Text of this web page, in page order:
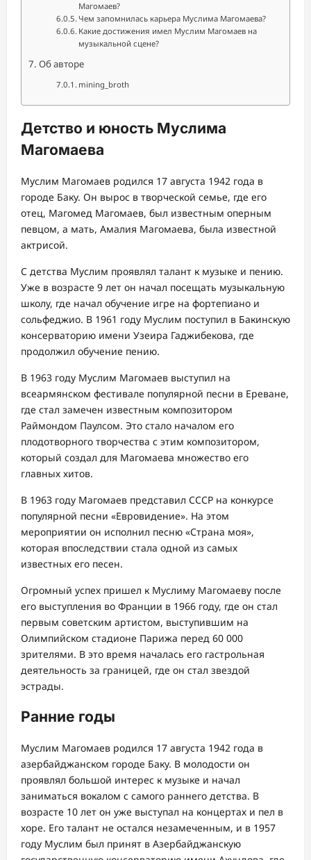
Магомаев?
Чем запомнилась карьера Муслима Магомаева?
Какие достижения имел Муслим Магомаев на
музыкальной сцене?
Об авторе
mining_broth
Детство и юность Муслима
Магомаева
Муслим Магомаев родился 17 августа 1942 года в
городе Баку. Он вырос в творческой семье, где его
отец, Магомед Магомаев, был известным оперным
певцом, а мать, Амалия Магомаева, была известной
актрисой.
С детства Муслим проявлял талант к музыке и пению.
Уже в возрасте 9 лет он начал посещать музыкальную
школу, где начал обучение игре на фортепиано и
сольфеджио. В 1961 году Муслим поступил в Бакинскую
консерваторию имени Узеира Гаджибекова, где
продолжил обучение пению.
В 1963 году Муслим Магомаев выступил на
всеармянском фестивале популярной песни в Ереване,
где стал замечен известным композитором
Раймондом Паулсом. Это стало началом его
плодотворного творчества с этим композитором,
который создал для Магомаева множество его
главных хитов.
В 1963 году Магомаев представил СССР на конкурсе
популярной песни «Евровидение». На этом
мероприятии он исполнил песню «Страна моя»,
которая впоследствии стала одной из самых
известных его песен.
Огромный успех пришел к Муслиму Магомаеву после
его выступления во Франции в 1966 году, где он стал
первым советским артистом, выступившим на
Олимпийском стадионе Парижа перед 60 000
зрителями. В это время началась его гастрольная
деятельность за границей, где он стал звездой
эстрады.
Ранние годы
Муслим Магомаев родился 17 августа 1942 года в
азербайджанском городе Баку. В молодости он
проявлял большой интерес к музыке и начал
заниматься вокалом с самого раннего детства. В
возрасте 10 лет он уже выступал на концертах и пел в
хоре. Его талант не остался незамеченным, и в 1957
году Муслим был принят в Азербайджанскую